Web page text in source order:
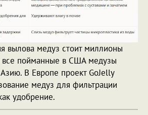
вылова медуз стоит миллионы
все пойманные в США медузы
В Европе проект GoJelly
медуз для фильтрации
удобрение.